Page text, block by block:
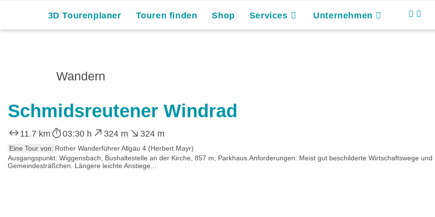
3D Tourenplaner Touren finden Shop Services Unternehmen
Wandern
Schmidsreutener Windrad
11.7 km 03:30 h 324 m 324 m
Eine Tour von: Rother Wanderführer Allgäu 4 (Herbert Mayr)
Ausgangspunkt: Wiggensbach, Bushaltestelle an der Kirche, 857 m; Parkhaus.Anforderungen: Meist gut beschilderte Wirtschaftswege
Gemeindesträßchen. Längere leichte Anstiege...